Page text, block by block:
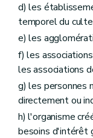
d) les
temporel du
e) les
f) les
les associations
g) les personnes
directement ou
h) l'organisme
besoins d'intérêt